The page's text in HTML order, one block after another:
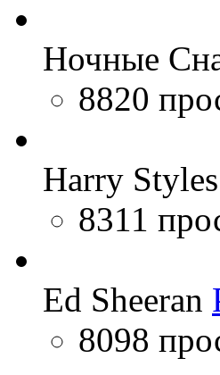
Ночные
8820
Harry Styles
8311
Ed Sheeran
8098